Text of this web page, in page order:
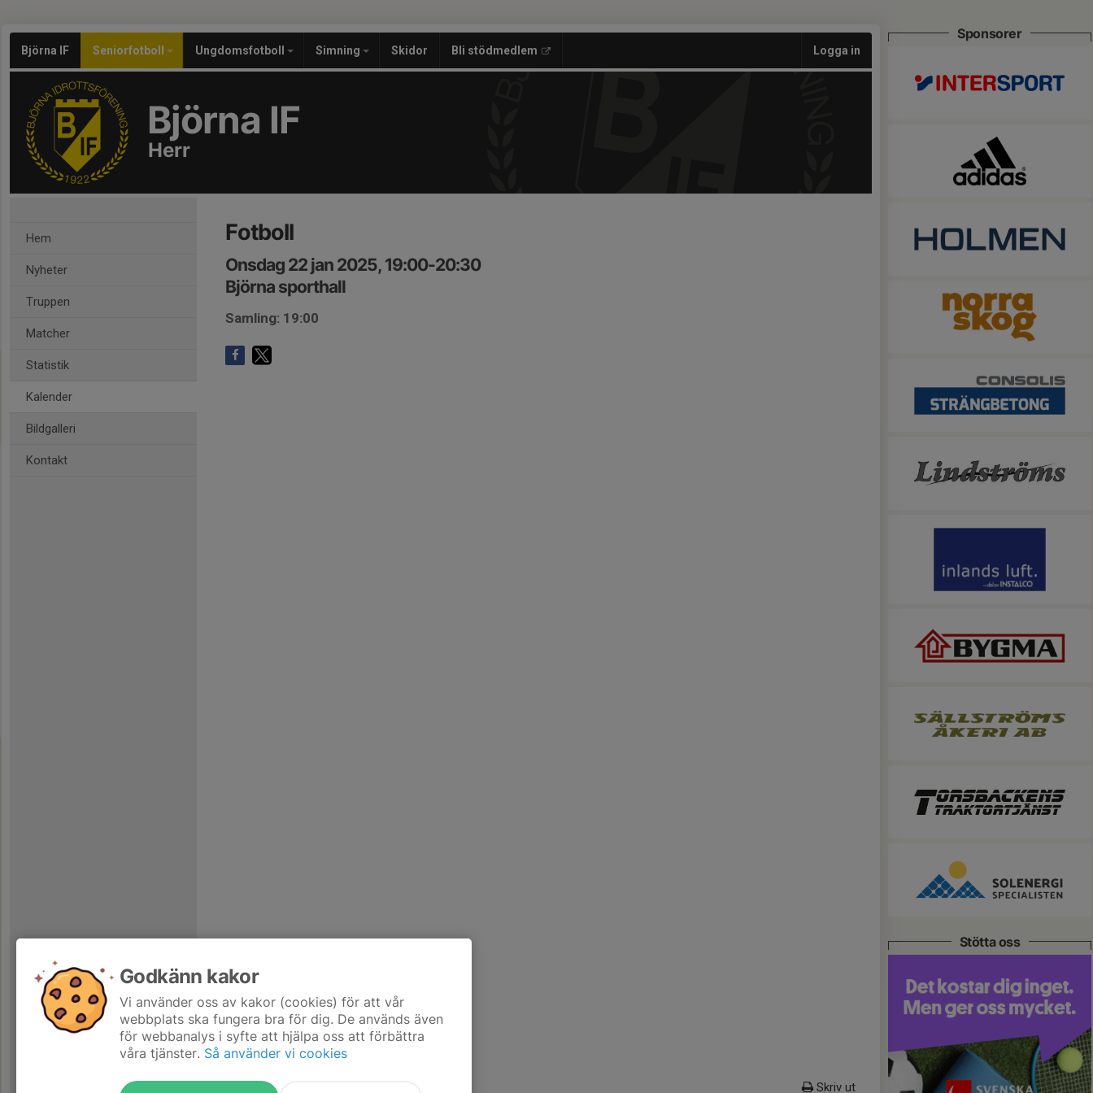
Björna IF Seniorfotboll Ungdomsfotboll Simning Skidor Bli stödmedlem Logga in
Björna IF
Herr
Hem
Nyheter
Truppen
Matcher
Statistik
Kalender
Bildgalleri
Kontakt
Fotboll
Onsdag 22 jan 2025, 19:00-20:30
Björna sporthall
Samling: 19:00
Skriv ut
Sponsorer
Stötta oss
Godkänn kakor
Vi använder oss av kakor (cookies) för att vår
webbplats ska fungera bra för dig. De används även
för webbanalys i syfte att hjälpa oss att förbättra
våra tjänster. Så använder vi cookies